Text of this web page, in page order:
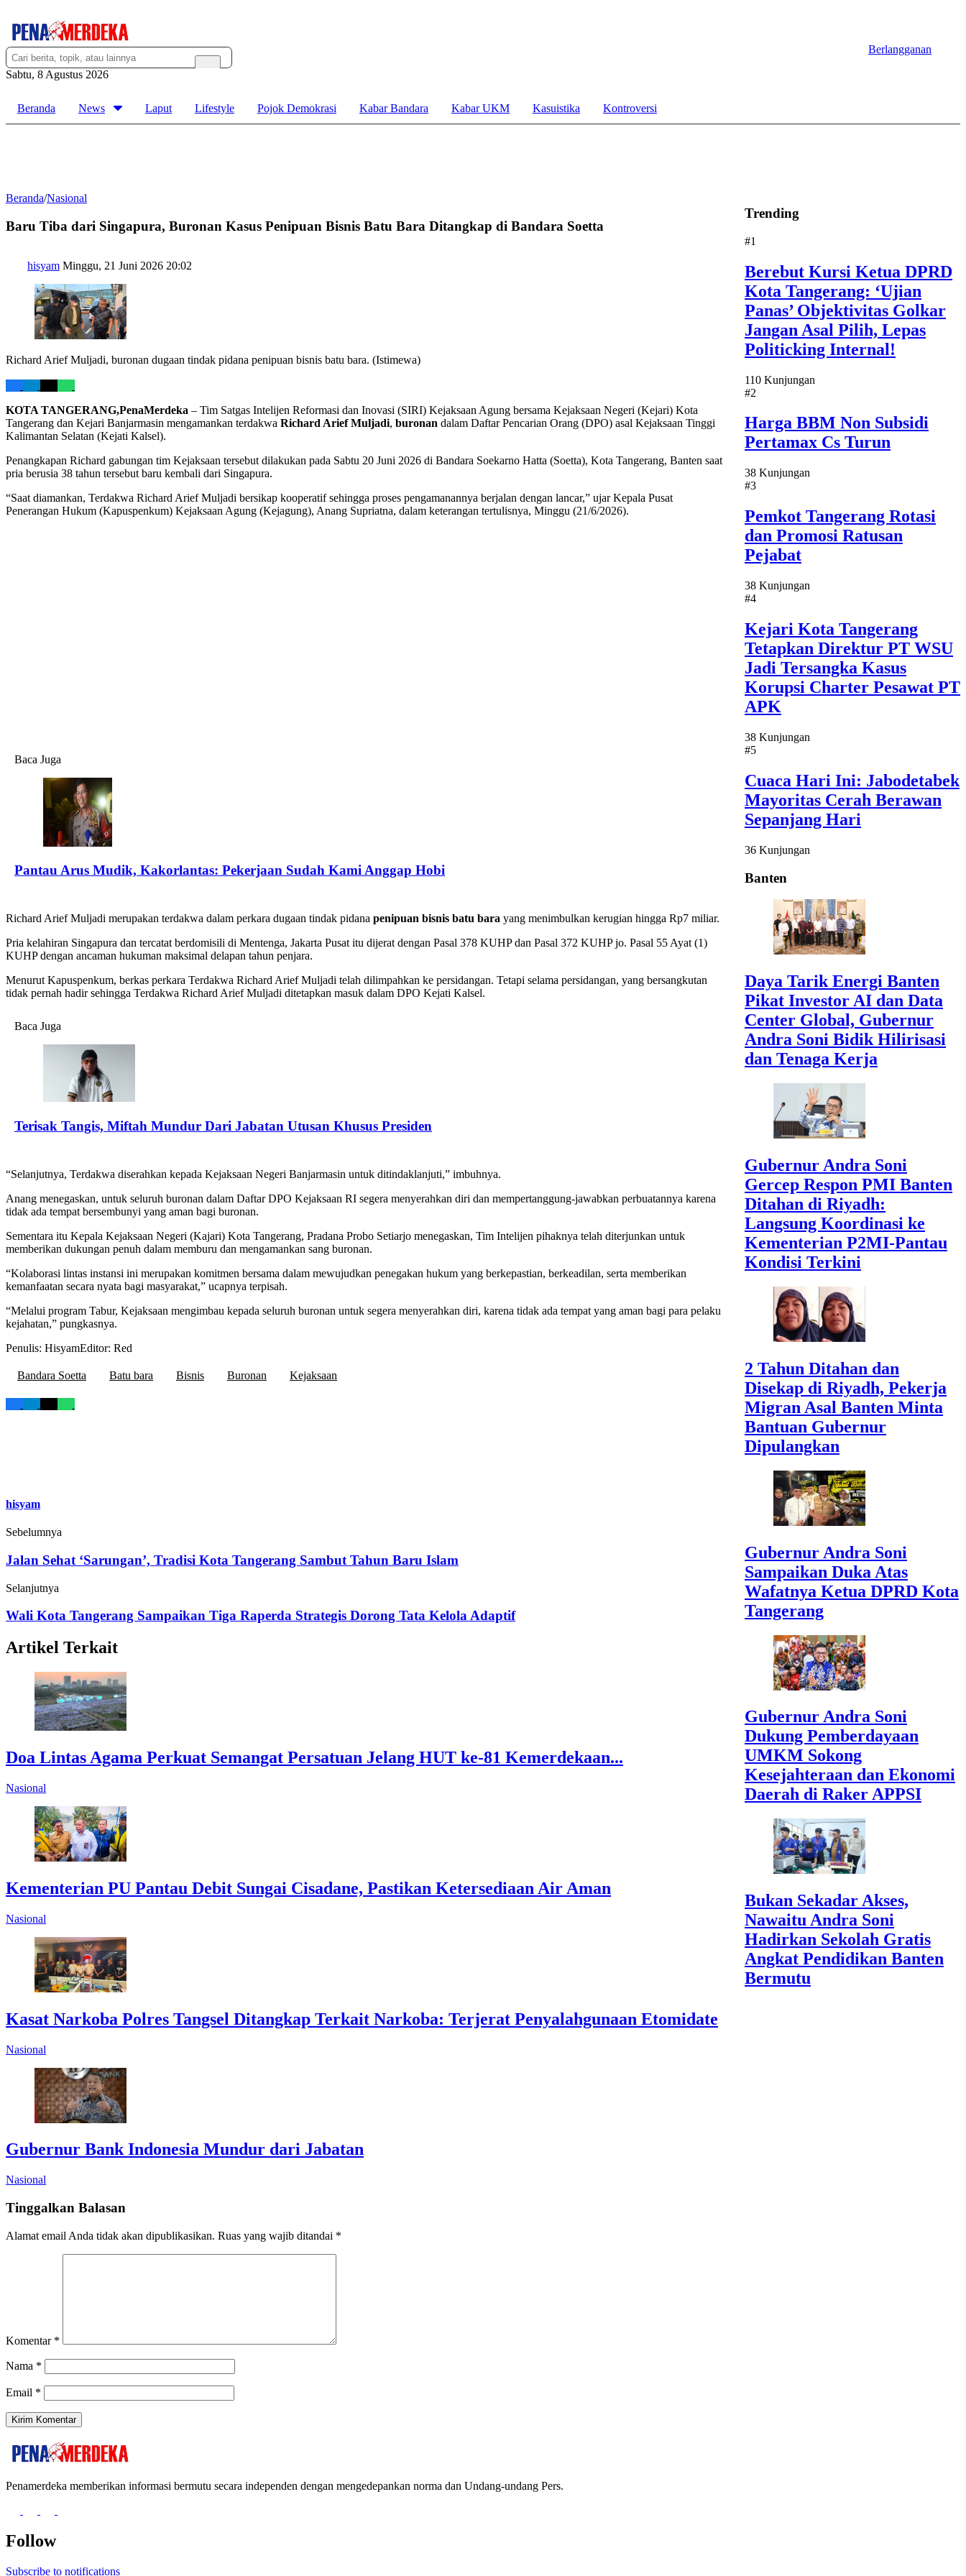
Sabtu, 8 Agustus 2026
Berlangganan
Beranda News Laput Lifestyle Pojok Demokrasi Kabar Bandara Kabar UKM Kasuistika Kontroversi
Beranda/Nasional
Baru Tiba dari Singapura, Buronan Kasus Penipuan Bisnis Batu Bara Ditangkap di Bandara Soetta
hisyam Minggu, 21 Juni 2026 20:02
Richard Arief Muljadi, buronan dugaan tindak pidana penipuan bisnis batu bara. (Istimewa)
KOTA TANGERANG,PenaMerdeka – Tim Satgas Intelijen Reformasi dan Inovasi (SIRI) Kejaksaan Agung bersama Kejaksaan Negeri (Kejari) Kota
Tangerang dan Kejari Banjarmasin mengamankan terdakwa Richard Arief Muljadi, buronan dalam Daftar Pencarian Orang (DPO) asal Kejaksaan Tinggi
Kalimantan Selatan (Kejati Kalsel).
Penangkapan Richard gabungan tim Kejaksaan tersebut dilakukan pada Sabtu 20 Juni 2026 di Bandara Soekarno Hatta (Soetta), Kota Tangerang, Banten saat
pria berusia 38 tahun tersebut baru kembali dari Singapura.
“Saat diamankan, Terdakwa Richard Arief Muljadi bersikap kooperatif sehingga proses pengamanannya berjalan dengan lancar,” ujar Kepala Pusat
Penerangan Hukum (Kapuspenkum) Kejaksaan Agung (Kejagung), Anang Supriatna, dalam keterangan tertulisnya, Minggu (21/6/2026).
Baca Juga
Pantau Arus Mudik, Kakorlantas: Pekerjaan Sudah Kami Anggap Hobi
Richard Arief Muljadi merupakan terdakwa dalam perkara dugaan tindak pidana penipuan bisnis batu bara yang menimbulkan kerugian hingga Rp7 miliar.
Pria kelahiran Singapura dan tercatat berdomisili di Mentenga, Jakarta Pusat itu dijerat dengan Pasal 378 KUHP dan Pasal 372 KUHP jo. Pasal 55 Ayat (1)
KUHP dengan ancaman hukuman maksimal delapan tahun penjara.
Menurut Kapuspenkum, berkas perkara Terdakwa Richard Arief Muljadi telah dilimpahkan ke persidangan. Tetapi selama persidangan, yang bersangkutan
tidak pernah hadir sehingga Terdakwa Richard Arief Muljadi ditetapkan masuk dalam DPO Kejati Kalsel.
Baca Juga
Terisak Tangis, Miftah Mundur Dari Jabatan Utusan Khusus Presiden
“Selanjutnya, Terdakwa diserahkan kepada Kejaksaan Negeri Banjarmasin untuk ditindaklanjuti,” imbuhnya.
Anang menegaskan, untuk seluruh buronan dalam Daftar DPO Kejaksaan RI segera menyerahkan diri dan mempertanggung-jawabkan perbuatannya karena
tidak ada tempat bersembunyi yang aman bagi buronan.
Sementara itu Kepala Kejaksaan Negeri (Kajari) Kota Tangerang, Pradana Probo Setiarjo menegaskan, Tim Intelijen pihaknya telah diterjunkan untuk
memberikan dukungan penuh dalam memburu dan mengamankan sang buronan.
“Kolaborasi lintas instansi ini merupakan komitmen bersama dalam mewujudkan penegakan hukum yang berkepastian, berkeadilan, serta memberikan
kemanfaatan secara nyata bagi masyarakat,” ucapnya terpisah.
“Melalui program Tabur, Kejaksaan mengimbau kepada seluruh buronan untuk segera menyerahkan diri, karena tidak ada tempat yang aman bagi para pelaku
kejahatan,” pungkasnya.
Penulis: HisyamEditor: Red
Bandara Soetta Batu bara Bisnis Buronan Kejaksaan
hisyam
Sebelumnya
Jalan Sehat ‘Sarungan’, Tradisi Kota Tangerang Sambut Tahun Baru Islam
Selanjutnya
Wali Kota Tangerang Sampaikan Tiga Raperda Strategis Dorong Tata Kelola Adaptif
Artikel Terkait
Doa Lintas Agama Perkuat Semangat Persatuan Jelang HUT ke-81 Kemerdekaan...
Nasional
Kementerian PU Pantau Debit Sungai Cisadane, Pastikan Ketersediaan Air Aman
Nasional
Kasat Narkoba Polres Tangsel Ditangkap Terkait Narkoba: Terjerat Penyalahgunaan Etomidate
Nasional
Gubernur Bank Indonesia Mundur dari Jabatan
Nasional
Tinggalkan Balasan
Alamat email Anda tidak akan dipublikasikan. Ruas yang wajib ditandai *
Komentar *
Nama *
Email *
Trending
#1
Berebut Kursi Ketua DPRD
Kota Tangerang: ‘Ujian
Panas’ Objektivitas Golkar
Jangan Asal Pilih, Lepas
Politicking Internal!
110 Kunjungan
#2
Harga BBM Non Subsidi
Pertamax Cs Turun
38 Kunjungan
#3
Pemkot Tangerang Rotasi
dan Promosi Ratusan
Pejabat
38 Kunjungan
#4
Kejari Kota Tangerang
Tetapkan Direktur PT WSU
Jadi Tersangka Kasus
Korupsi Charter Pesawat PT
APK
38 Kunjungan
#5
Cuaca Hari Ini: Jabodetabek
Mayoritas Cerah Berawan
Sepanjang Hari
36 Kunjungan
Banten
Daya Tarik Energi Banten
Pikat Investor AI dan Data
Center Global, Gubernur
Andra Soni Bidik Hilirisasi
dan Tenaga Kerja
Gubernur Andra Soni
Gercep Respon PMI Banten
Ditahan di Riyadh:
Langsung Koordinasi ke
Kementerian P2MI-Pantau
Kondisi Terkini
2 Tahun Ditahan dan
Disekap di Riyadh, Pekerja
Migran Asal Banten Minta
Bantuan Gubernur
Dipulangkan
Gubernur Andra Soni
Sampaikan Duka Atas
Wafatnya Ketua DPRD Kota
Tangerang
Gubernur Andra Soni
Dukung Pemberdayaan
UMKM Sokong
Kesejahteraan dan Ekonomi
Daerah di Raker APPSI
Bukan Sekadar Akses,
Nawaitu Andra Soni
Hadirkan Sekolah Gratis
Angkat Pendidikan Banten
Bermutu
Penamerdeka memberikan informasi bermutu secara independen dengan mengedepankan norma dan Undang-undang Pers.
Follow
Subscribe to notifications